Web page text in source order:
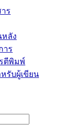
ร
ลัง
าร
ตีพิมพ์
รับผู้เขียน